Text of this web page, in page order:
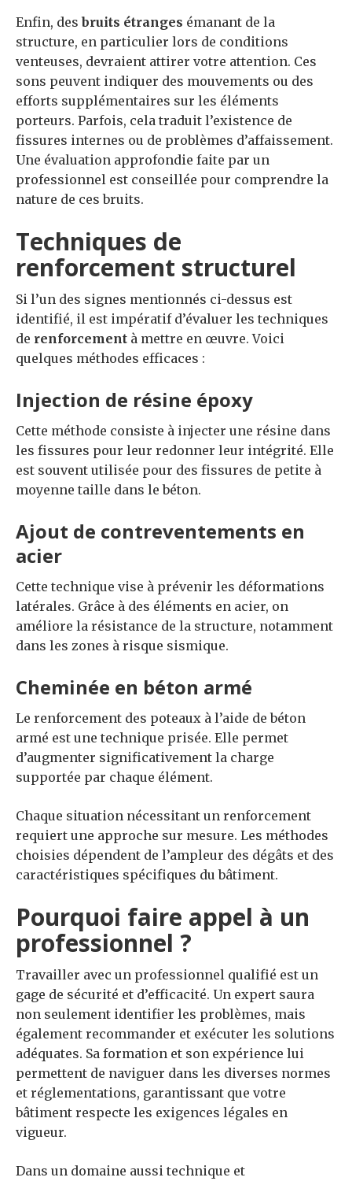
Enfin, desbruits étranges émanant de la
structure, en particulier lors de conditions
venteuses, devraient attirer votre attention. Ces
sons peuvent indiquer des mouvements ou des
efforts supplémentaires sur les éléments
porteurs. Parfois, cela traduit l’existence de
fissures internes ou de problèmes d’affaissement.
Une évaluation approfondie faite par un
professionnel est conseillée pour comprendre la
nature de ces bruits.
Techniques de
renforcement structurel
Si l’un des signes mentionnés ci-dessus est
identifié, il est impératif d’évaluer les techniques
de renforcement à mettre en œuvre. Voici
quelques méthodes efficaces :
Injection de résine époxy
Cette méthode consiste à injecter une résine dans
les fissures pour leur redonner leur intégrité. Elle
est souvent utilisée pour des fissures de petite à
moyenne taille dans le béton.
Ajout de contreventements en
acier
Cette technique vise à prévenir les déformations
latérales. Grâce à des éléments en acier, on
améliore la résistance de la structure, notamment
dans les zones à risque sismique.
Cheminée en béton armé
Le renforcement des poteaux à l’aide de béton
armé est une technique prisée. Elle permet
d’augmenter significativement la charge
supportée par chaque élément.
Chaque situation nécessitant un renforcement
requiert une approche sur mesure. Les méthodes
choisies dépendent de l’ampleur des dégâts et des
caractéristiques spécifiques du bâtiment.
Pourquoi faire appel à un
professionnel ?
Travailler avec un professionnel qualifié est un
gage de sécurité et d’efficacité. Un expert saura
non seulement identifier les problèmes, mais
également recommander et exécuter les solutions
adéquates. Sa formation et son expérience lui
permettent de naviguer dans les diverses normes
et réglementations, garantissant que votre
bâtiment respecte les exigences légales en
vigueur.
Dans un domaine aussi technique et